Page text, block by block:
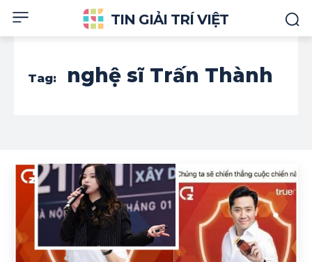
TIN GIẢI TRÍ VIỆT
Tag: nghệ sĩ Trấn Thành